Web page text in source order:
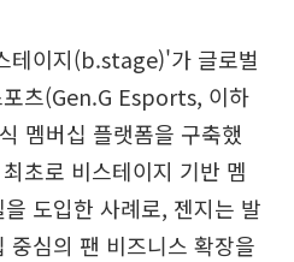
테이지(b.stage)'가 글로벌
츠(Gen.G Esports, 이하
멤버십 플랫폼을 구축했
초로 비스테이지 기반 멤
도입한 사례로, 젠지는 발
중심의 팬 비즈니스 확장을